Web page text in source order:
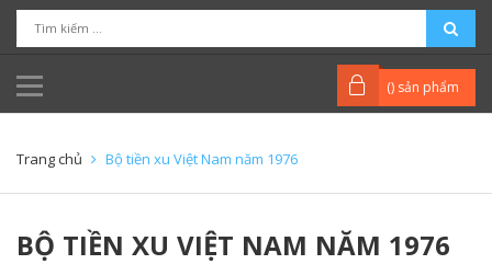
() sản phẩm
Trang chủ Bộ tiền xu Việt Nam năm 1976
BỘ TIỀN XU VIỆT NAM NĂM 1976